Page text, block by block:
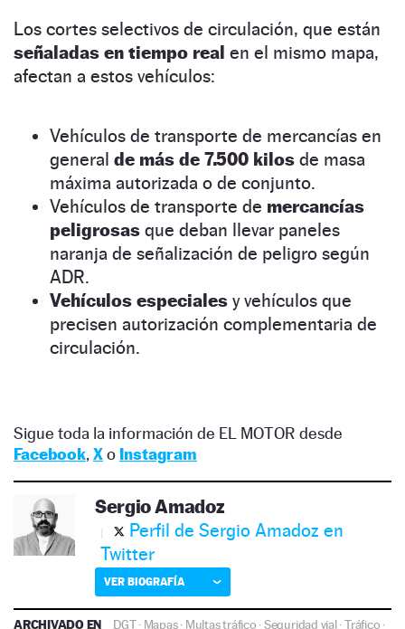
Los cortes selectivos de circulación, que están
señaladas en tiempo real en el mismo mapa,
afectan a estos vehículos:
Vehículos de transporte de mercancías en
general de más de 7.500 kilos de masa
máxima autorizada o de conjunto.
Vehículos de transporte de mercancías
peligrosas que deban llevar paneles
naranja de señalización de peligro según
ADR.
Vehículos especiales y vehículos que
precisen autorización complementaria de
circulación.
Sigue toda la información de EL MOTOR desde
Facebook, Xo Instagram
Sergio Amadoz
Perfil de Sergio Amadoz en
Twitter
VER BIOGRAFÍA
ARCHIVADO EN DGT· Mapas· Multas tráfico ·Seguridad vial·Tráfico ·